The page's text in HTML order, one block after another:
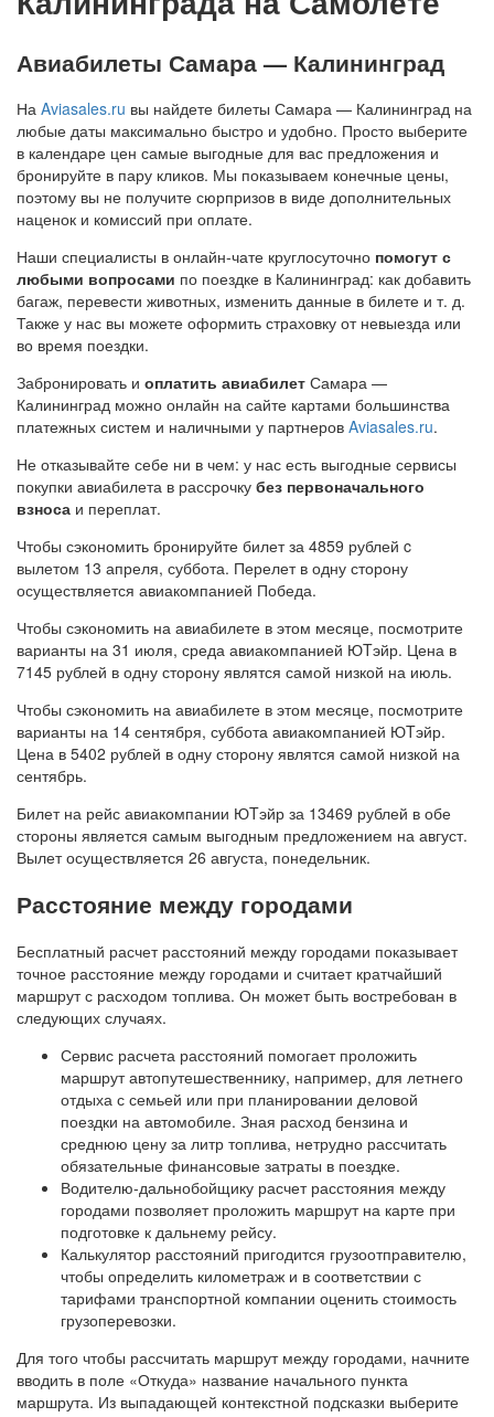
Авиабилеты Самара — Калининград
На Aviasales.ru вы найдете билеты Самара — Калининград на
любые даты максимально быстро и удобно. Просто выберите
в календаре цен самые выгодные для вас предложения и
бронируйте в пару кликов. Мы показываем конечные цены,
поэтому вы не получите сюрпризов в виде дополнительных
наценок и комиссий при оплате.
Наши специалисты в онлайн-чате круглосуточно помогут с
любыми вопросами по поездке в Калининград: как добавить
багаж, перевести животных, изменить данные в билете и т. д.
Также у нас вы можете оформить страховку от невыезда или
во время поездки.
Забронировать и оплатить авиабилет Самара —
Калининград можно онлайн на сайте картами большинства
платежных систем и наличными у партнеров Aviasales.ru.
Не отказывайте себе ни в чем: у нас есть выгодные сервисы
покупки авиабилета в рассрочку без первоначального
взноса и переплат.
Чтобы сэкономить бронируйте билет за 4859 рублей c
вылетом 13 апреля, суббота. Перелет в одну сторону
осуществляется авиакомпанией Победа.
Чтобы сэкономить на авиабилете в этом месяце, посмотрите
варианты на 31 июля, среда авиакомпанией ЮTэйр. Цена в
7145 рублей в одну сторону являтся самой низкой на июль.
Чтобы сэкономить на авиабилете в этом месяце, посмотрите
варианты на 14 сентября, суббота авиакомпанией ЮTэйр.
Цена в 5402 рублей в одну сторону являтся самой низкой на
сентябрь.
Билет на рейс авиакомпании ЮTэйр за 13469 рублей в обе
стороны является самым выгодным предложением на август.
Вылет осуществляется 26 августа, понедельник.
Расстояние между городами
Бесплатный расчет расстояний между городами показывает
точное расстояние между городами и считает кратчайший
маршрут с расходом топлива. Он может быть востребован в
следующих случаях.
Сервис расчета расстояний помогает проложить
маршрут автопутешественнику, например, для летнего
отдыха с семьей или при планировании деловой
поездки на автомобиле. Зная расход бензина и
среднюю цену за литр топлива, нетрудно рассчитать
обязательные финансовые затраты в поездке.
Водителю-дальнобойщику расчет расстояния между
городами позволяет проложить маршрут на карте при
подготовке к дальнему рейсу.
Калькулятор расстояний пригодится грузоотправителю,
чтобы определить километраж и в соответствии с
тарифами транспортной компании оценить стоимость
грузоперевозки.
Для того чтобы рассчитать маршрут между городами, начните
вводить в поле «Откуда» название начального пункта
маршрута. Из выпадающей контекстной подсказки выберите